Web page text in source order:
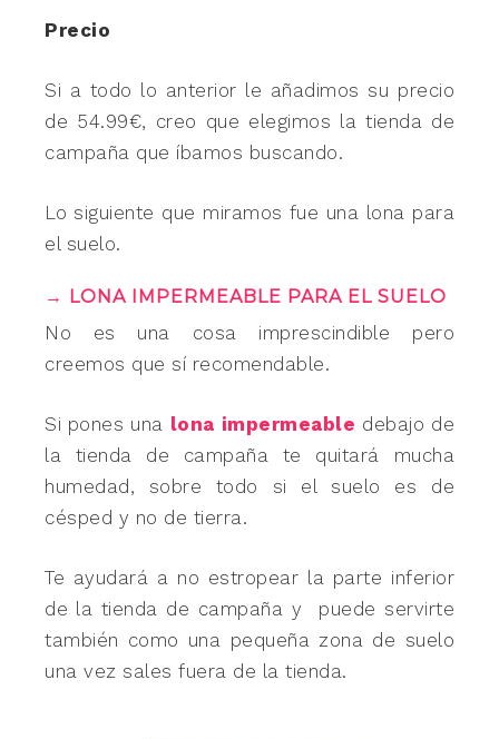
Precio
Si a todo lo anterior le añadimos su precio
de 54.99€, creo que elegimos la tienda de
campaña que íbamos buscando.
Lo siguiente que miramos fue una lona para
el suelo.
→ LONA IMPERMEABLE PARA EL SUELO
No es una cosa imprescindible pero
creemos que sí recomendable.
Si pones una lona impermeable debajo de
la tienda de campaña te quitará mucha
humedad, sobre todo si el suelo es de
césped y no de tierra.
Te ayudará a no estropear la parte inferior
de la tienda de campaña y puede servirte
también como una pequeña zona de suelo
una vez sales fuera de la tienda.